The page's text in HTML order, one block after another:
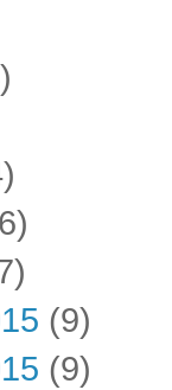
(9)
(9)